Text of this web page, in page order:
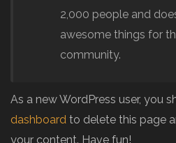
2,000 people and
awesome things for
community.
As a new WordPress user, you
dashboard to delete this page
your content. Have fun!